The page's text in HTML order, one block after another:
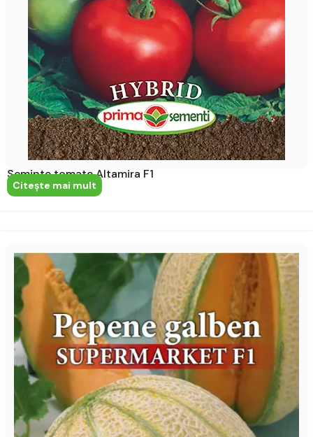
Seminte tomate Altamira F1
Citeşte mai mult